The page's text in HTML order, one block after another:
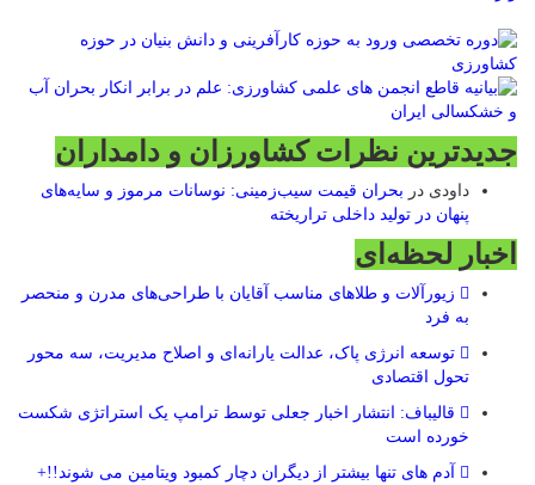
جدیدترین نظرات کشاورزان و دامداران
داودی در بحران قیمت سیب‌زمینی: نوسانات مرموز و سایه‌های
پنهان در تولید داخلی تراریخته
اخبار لحظه‌ای
زیورآلات و طلاهای مناسب آقایان با طراحی‌های مدرن و منحصر
به فرد
توسعه انرژی پاک، عدالت یارانه‌ای و اصلاح مدیریت، سه محور
تحول اقتصادی
قالیباف: انتشار اخبار جعلی توسط ترامپ یک استراتژی شکست
خورده است
آدم های تنها بیشتر از دیگران دچار کمبود ویتامین می شوند!!+